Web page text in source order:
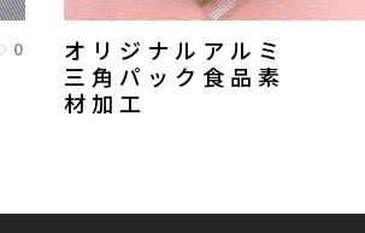
茶葉製品
0
オリジナルアルミ
三角パック食品素
材加工